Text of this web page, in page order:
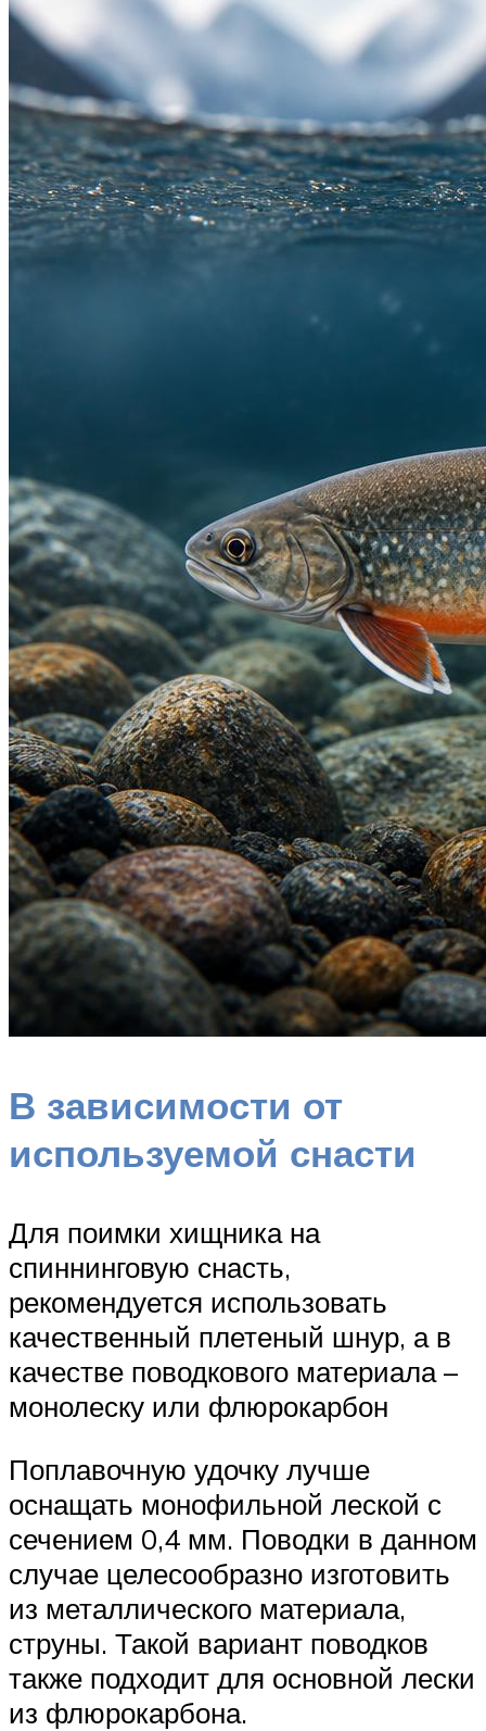
В зависимости от
используемой снасти
Для поимки хищника на
спиннинговую снасть,
рекомендуется использовать
качественный плетеный шнур, а в
качестве поводкового материала –
монолеску или флюрокарбон
Поплавочную удочку лучше
оснащать монофильной леской с
сечением 0,4 мм. Поводки в данном
случае целесообразно изготовить
из металлического материала,
струны. Такой вариант поводков
также подходит для основной лески
из флюрокарбона.